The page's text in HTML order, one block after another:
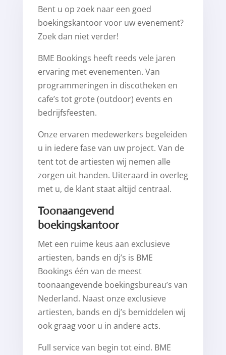
Bent u op zoek naar een goed
boekingskantoor voor uw evenement?
Zoek dan niet verder!
BME Bookings heeft reeds vele jaren
ervaring met evenementen. Van
programmeringen in discotheken en
cafe’s tot grote (outdoor) events en
bedrijfsfeesten.
Onze ervaren medewerkers begeleiden
u in iedere fase van uw project. Van de
tent tot de artiesten wij nemen alle
zorgen uit handen. Uiteraard in overleg
met u, de klant staat altijd centraal.
Toonaangevend
boekingskantoor
Met een ruime keus aan exclusieve
artiesten, bands en dj’s is BME
Bookings één van de meest
toonaangevende boekingsbureau’s van
Nederland. Naast onze exclusieve
artiesten, bands en dj’s bemiddelen wij
ook graag voor u in andere acts.
Full service van begin tot eind. BME